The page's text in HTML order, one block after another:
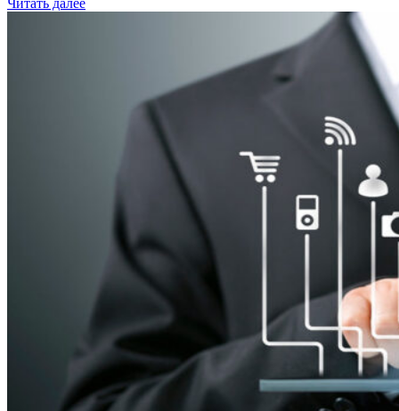
Читать далее